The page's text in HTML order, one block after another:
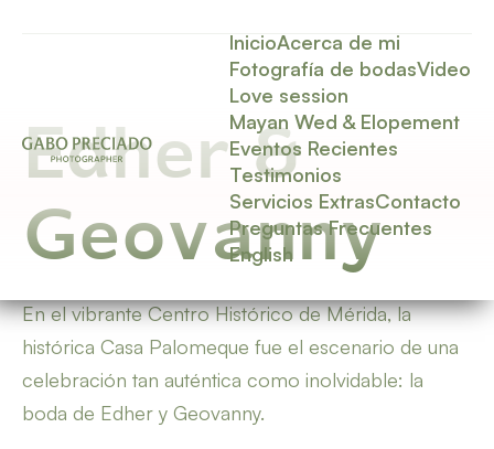
InicioAcerca de mi
Fotografía de bodasVideo
Love session
Mayan Wed & Elopement
Eventos Recientes
Testimonios
Servicios ExtrasContacto
Preguntas Frecuentes
English
Edher &
Geovanny
En el vibrante Centro Histórico de Mérida, la
histórica Casa Palomeque fue el escenario de una
celebración tan auténtica como inolvidable: la
boda de Edher y Geovanny.